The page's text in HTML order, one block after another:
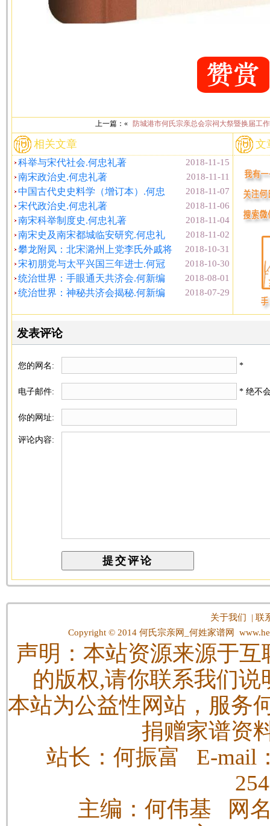
上一篇：« 防城港市何氏宗亲总会宗祠大祭暨换届工
相关文章
2018-11-15
科举与宋代社会.何忠礼著
2018-11-11
南宋政治史.何忠礼著
2018-11-07
中国古代史史料学（增订本）.何忠
2018-11-06
宋代政治史.何忠礼著
2018-11-04
南宋科举制度史.何忠礼著
2018-11-02
南宋史及南宋都城临安研究.何忠礼
2018-10-31
攀龙附凤：北宋潞州上党李氏外戚将
2018-10-30
宋初朋党与太平兴国三年进士.何冠
2018-08-01
统治世界：手眼通天共济会.何新编
2018-07-29
统治世界：神秘共济会揭秘.何新编
文
发表评论
您的网名: *
电子邮件: * 绝不
你的网址:
评论内容:
关于我们 |联
Copyright © 2014 何氏宗亲网_何姓家谱网
声明：本站资源来源于
的版权,请你联系我们
本站为公益性网站，服务
捐赠家谱资
站长：何振富 E-mail
主编：何伟基 网